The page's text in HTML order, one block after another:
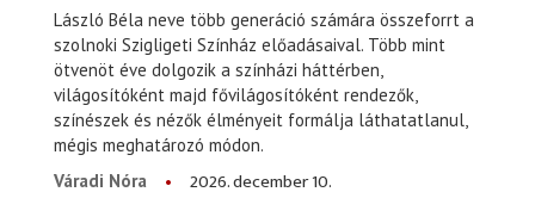
László Béla neve több generáció számára összeforrt a
szolnoki Szigligeti Színház előadásaival. Több mint
ötvenöt éve dolgozik a színházi háttérben,
világosítóként majd fővilágosítóként rendezők,
színészek és nézők élményeit formálja láthatatlanul,
mégis meghatározó módon.
Váradi Nóra
2026. december 10.